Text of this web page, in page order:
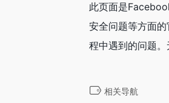
此页面是
安全问题等方面
程中遇到的问题。
相关导航